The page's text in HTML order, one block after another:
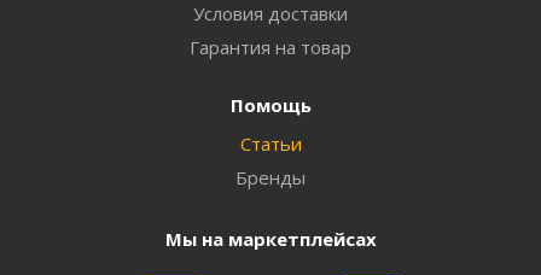
Условия доставки
Гарантия на товар
Помощь
Статьи
Бренды
Мы на маркетплейсах